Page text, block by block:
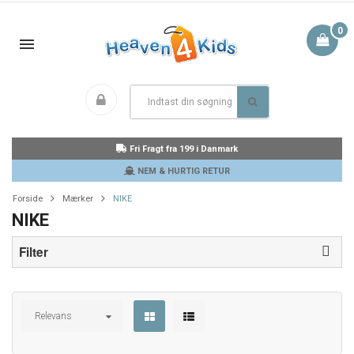
0
Fri Fragt fra 199 i Danmark
NEM & HURTIG RETUR
Forside Mærker NIKE
NIKE
Filter
Relevans